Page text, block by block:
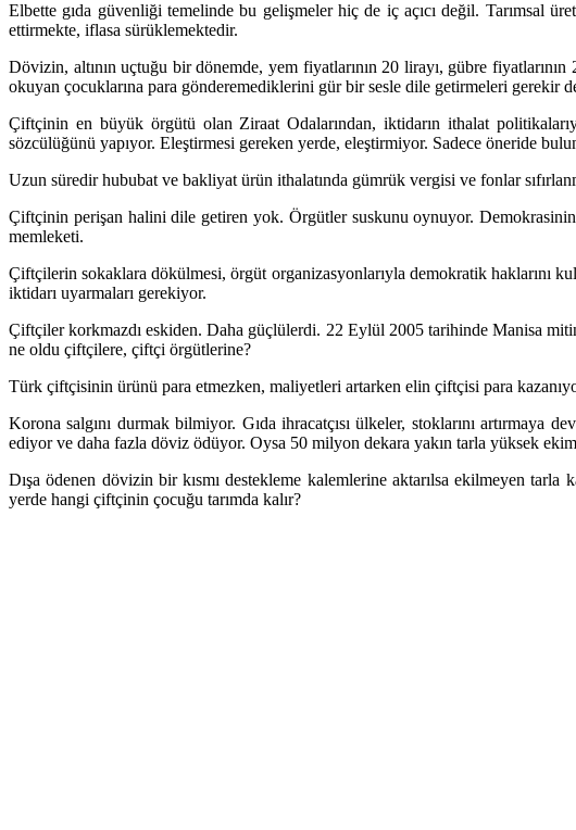
Elbette gıda güvenliği temelinde bu gelişmeler hiç de iç açıcı değil. Tarımsal
ettirmekte, iflasa sürüklemektedir.
Dövizin, altının uçtuğu bir dönemde, yem fiyatlarının 20 lirayı, gübre
okuyan çocuklarına para gönderemediklerini gür bir sesle dile getirmeleri gerekir
Çiftçinin en büyük örgütü olan Ziraat Odalarından, iktidarın ithalat
sözcülüğünü yapıyor. Eleştirmesi gereken yerde, eleştirmiyor. Sadece öneride
Uzun süredir hububat ve bakliyat ürün ithalatında gümrük vergisi ve fonlar
Çiftçinin perişan halini dile getiren yok. Örgütler suskunu oynuyor. Demokrasinin
memleketi.
Çiftçilerin sokaklara dökülmesi, örgüt organizasyonlarıyla demokratik haklarını
iktidarı uyarmaları gerekiyor.
Çiftçiler korkmazdı eskiden. Daha güçlülerdi. 22 Eylül 2005 tarihinde Manisa
ne oldu çiftçilere, çiftçi örgütlerine?
Türk çiftçisinin ürünü para etmezken, maliyetleri artarken elin çiftçisi para
Korona salgını durmak bilmiyor. Gıda ihracatçısı ülkeler, stoklarını artırmaya
ediyor ve daha fazla döviz ödüyor. Oysa 50 milyon dekara yakın tarla yüksek
Dışa ödenen dövizin bir kısmı destekleme kalemlerine aktarılsa ekilmeyen tarla
yerde hangi çiftçinin çocuğu tarımda kalır?